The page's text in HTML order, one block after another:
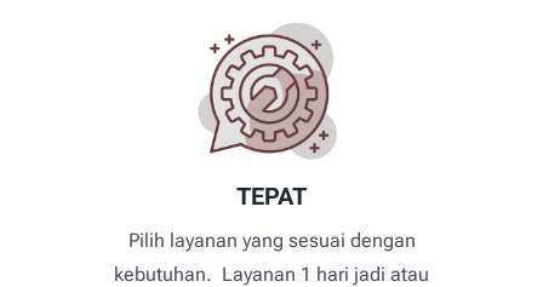
TEPAT
Pilih layanan yang sesuai dengan
kebutuhan. Layanan 1 hari jadi atau